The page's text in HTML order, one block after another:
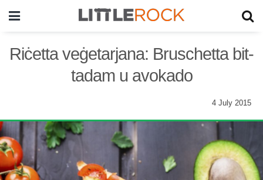
Riċetta veġetarjana: Bruschetta bit-
tadam u avokado
4 July 2015